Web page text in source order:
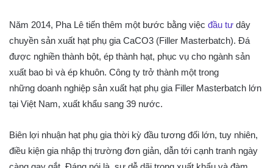
Năm 2014, Pha Lê tiến thêm một bước bằng việc đầu tư dây
chuyền sản xuất hạt phụ gia CaCO3 (Filler Masterbatch). Đá
được nghiền thành bột, ép thành hạt, phục vụ cho ngành sản
xuất bao bì và ép khuôn. Công ty trở thành một trong
những doanh nghiệp sản xuất hạt phụ gia Filler Masterbatch lớn
tại Việt Nam, xuất khẩu sang 39 nước.
Biên lợi nhuận hạt phụ gia thời kỳ đầu tương đối lớn, tuy nhiên,
điều kiện gia nhập thị trường đơn giản, dẫn tới cạnh tranh ngày